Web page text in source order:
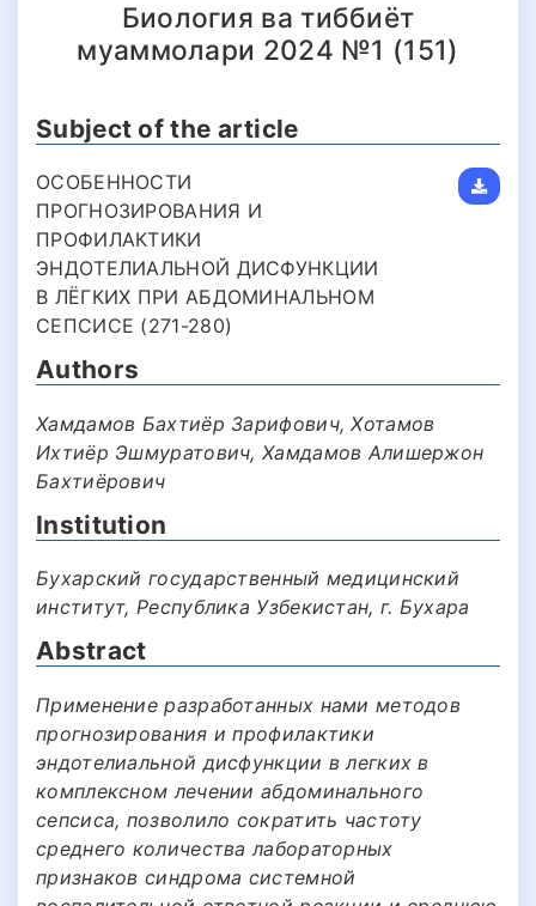
Биология ва тиббиёт
муаммолари 2024 №1 (151)
Subject of the article
ОСОБЕННОСТИ
ПРОГНОЗИРОВАНИЯ И
ПРОФИЛАКТИКИ
ЭНДОТЕЛИАЛЬНОЙ ДИСФУНКЦИИ
В ЛЁГКИХ ПРИ АБДОМИНАЛЬНОМ
СЕПСИСЕ (271-280)
Authors
Хамдамов Бахтиёр Зарифович, Хотамов
Ихтиёр Эшмуратович, Хамдамов Алишержон
Бахтиёрович
Institution
Бухарский государственный медицинский
институт, Республика Узбекистан, г. Бухара
Abstract
Применение разработанных нами методов
прогнозирования и профилактики
эндотелиальной дисфункции в легких в
комплексном лечении абдоминального
сепсиса, позволило сократить частоту
среднего количества лабораторных
признаков синдрома системной